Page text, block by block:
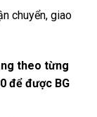
chuyển, giao
theo từng
để được BG